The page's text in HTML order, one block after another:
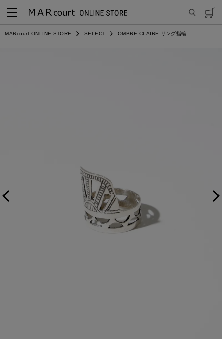
MARcourt ONLINE STORE SELECT OMBRE CLAIRE リング指輪